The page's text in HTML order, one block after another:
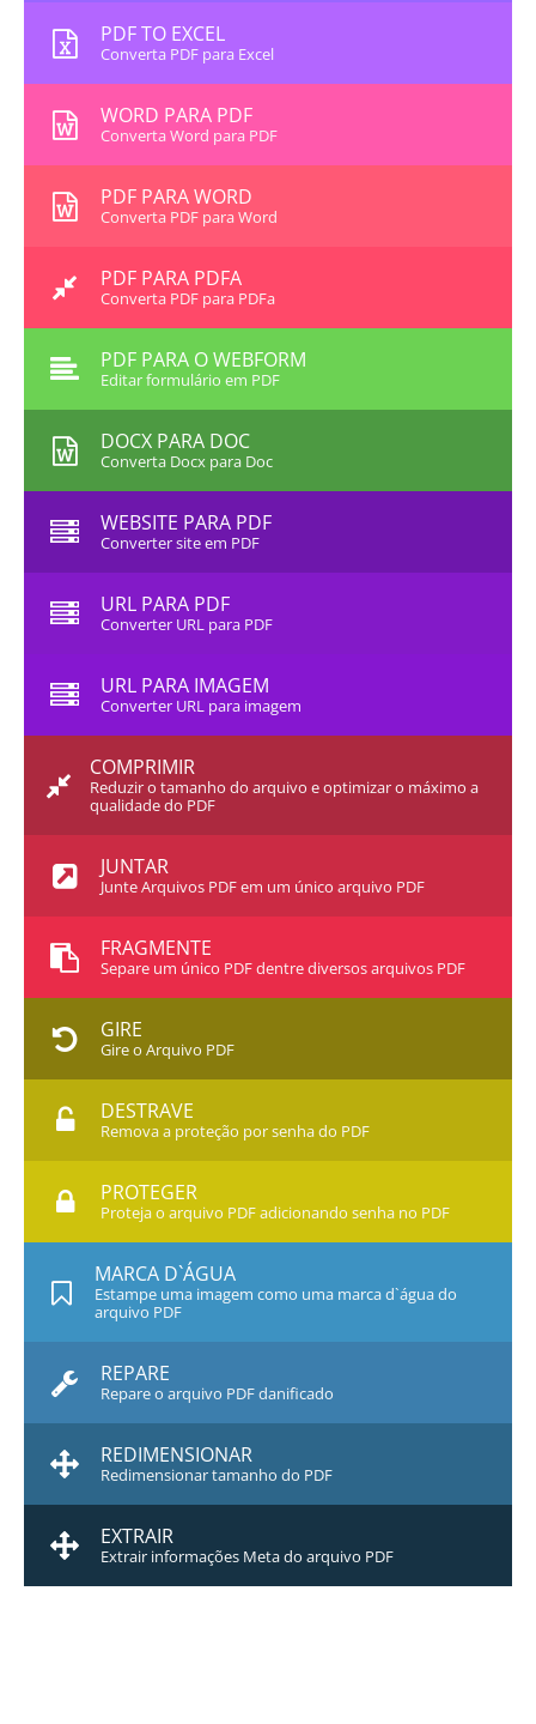
PDF TO EXCEL
Converta PDF para Excel
WORD PARA PDF
Converta Word para PDF
PDF PARA WORD
Converta PDF para Word
PDF PARA PDFA
Converta PDF para PDFa
PDF PARA O WEBFORM
Editar formulário em PDF
DOCX PARA DOC
Converta Docx para Doc
WEBSITE PARA PDF
Converter site em PDF
URL PARA PDF
Converter URL para PDF
URL PARA IMAGEM
Converter URL para imagem
COMPRIMIR
Reduzir o tamanho do arquivo e optimizar o máximo a
qualidade do PDF
JUNTAR
Junte Arquivos PDF em um único arquivo PDF
FRAGMENTE
Separe um único PDF dentre diversos arquivos PDF
GIRE
Gire o Arquivo PDF
DESTRAVE
Remova a proteção por senha do PDF
PROTEGER
Proteja o arquivo PDF adicionando senha no PDF
MARCA D`ÁGUA
Estampe uma imagem como uma marca d`água do
arquivo PDF
REPARE
Repare o arquivo PDF danificado
REDIMENSIONAR
Redimensionar tamanho do PDF
EXTRAIR
Extrair informações Meta do arquivo PDF